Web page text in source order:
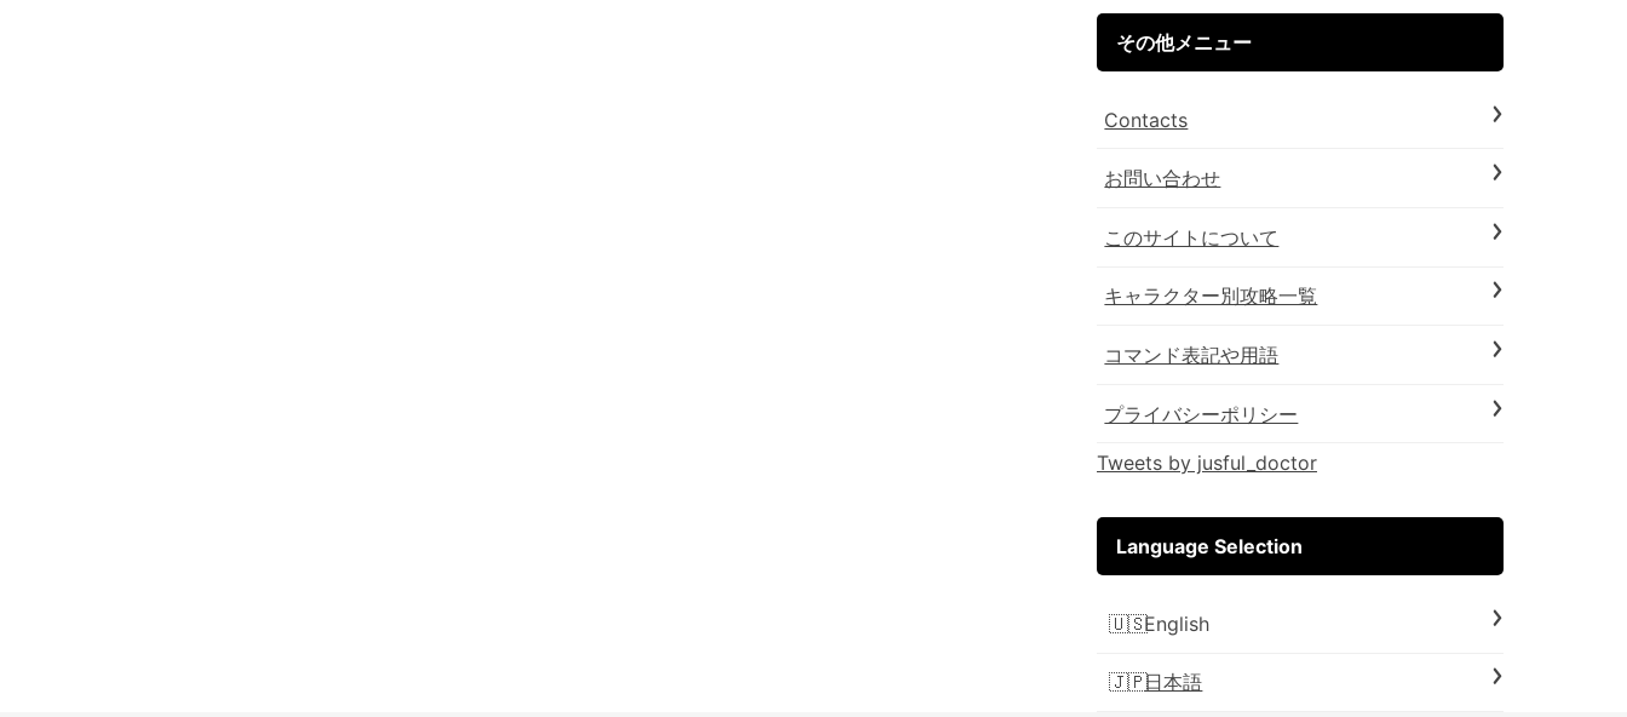
その他メニュー
Contacts
お問い合わせ
このサイトについて
キャラクター別攻略一覧
コマンド表記や用語
プライバシーポリシー
Tweets by jusful_doctor
Language Selection
English
日本語